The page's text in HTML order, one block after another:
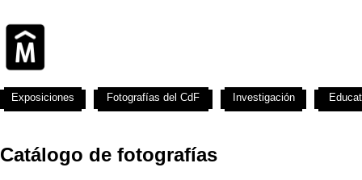
Catálogo de fotografías
Exposiciones Fotografías del CdF Investigación